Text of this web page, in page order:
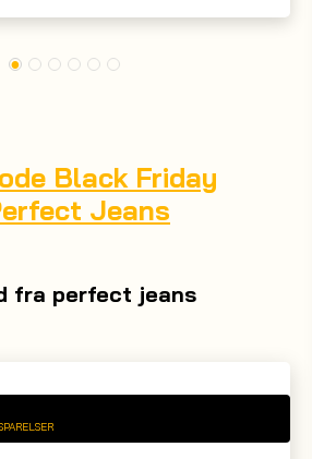
Black Friday
Jeans
fra perfect jeans